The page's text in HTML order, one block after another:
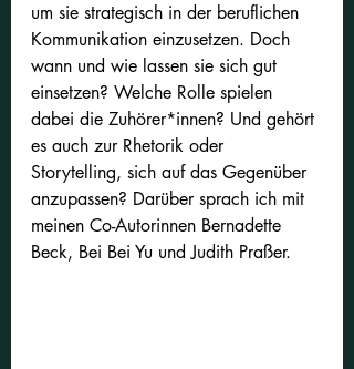
um sie strategisch in der beruflichen
Kommunikation einzusetzen. Doch
wann und wie lassen sie sich gut
einsetzen? Welche Rolle spielen
dabei die Zuhörer*innen? Und gehört
es auch zur Rhetorik oder
Storytelling, sich auf das Gegenüber
anzupassen? Darüber sprach ich mit
meinen Co-Autorinnen Bernadette
Beck, Bei Bei Yu und Judith Praßer.